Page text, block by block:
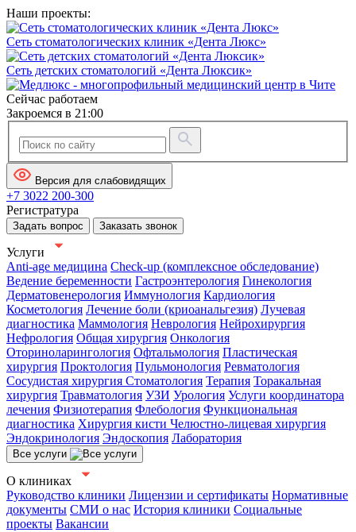
Наши проекты:
Сеть стоматологических клиник «Дента Люкс»
Сеть детских стоматологий «Дента Люксик»
Сейчас работаем
Закроемся в 21:00
Версия для слабовидящих
+7 3022 200-300
Регистратура
Задать вопрос Заказать звонок
Услуги
Anti-age медицина Check-up (комплексное обследование)
Ведение беременности Гастроэнтерология Гинекология
Дерматовенерология Иммунология Кардиология
Косметология Лечение боли (криоанальгезия) Лучевая
диагностика Маммология Неврология Нейрохирургия
Нефрология Общая хирургия Онкология
Оториноларингология Офтальмология Пластическая
хирургия Проктология Пульмонология Ревматология
Сосудистая хирургия Стоматология Терапия Торакальная
хирургия Травматология УЗИ Урология Услуги координатора
лечения Физиотерапия Флебология Функциональная
диагностика Хирургия кисти Челюстно-лицевая хирургия
Эндокринология Эндоскопия Лаборатория
Все услуги
О клиниках
Руководство клиники Лицензии и сертификаты Нормативные
документы СМИ о нас История клиники Социальные
проекты Вакансии